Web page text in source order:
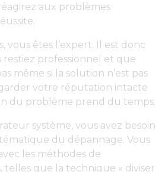
aux problèmes
vous êtes l’expert. Il est donc
professionnel et que
même si la solution n’est pas
garder votre réputation intacte
du problème prend du temps.
système, vous avez besoin
du dépannage. Vous
les méthodes de
telles que la technique « diviser